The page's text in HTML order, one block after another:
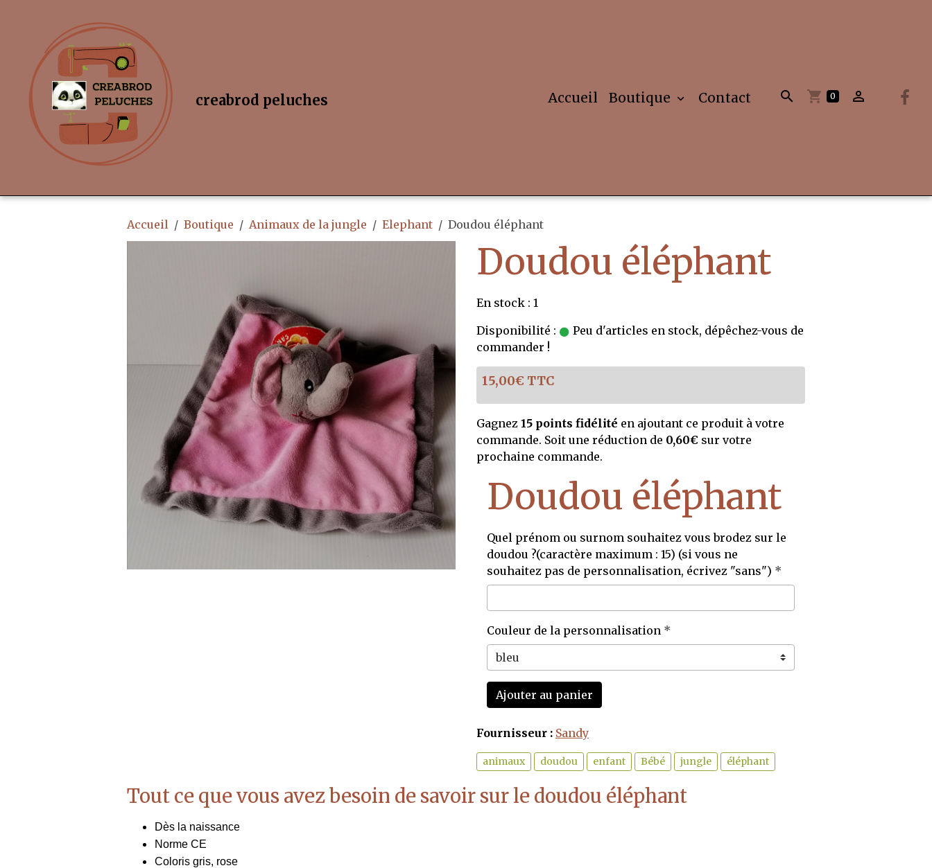
creabrod peluches Accueil Boutique Contact 0
Accueil Boutique Animaux de la jungle Elephant Doudou éléphant
Doudou éléphant
En stock : 1
Disponibilité :
Peu d'articles en stock, dépêchez-vous de
commander !
15,00€ TTC
Gagnez 15 points fidélité en ajoutant ce produit à votre
commande. Soit une réduction de 0,60€ sur votre
prochaine commande.
Doudou éléphant
Quel prénom ou surnom souhaitez vous brodez sur le
doudou ?(caractère maximum : 15) (si vous ne
souhaitez pas de personnalisation, écrivez "sans")
Couleur de la personnalisation
Ajouter au panier
Fournisseur : Sandy
animaux doudou enfant Bébé jungle éléphant
Tout ce que vous avez besoin de savoir sur le doudou éléphant
Dès la naissance
Norme CE
Coloris gris, rose